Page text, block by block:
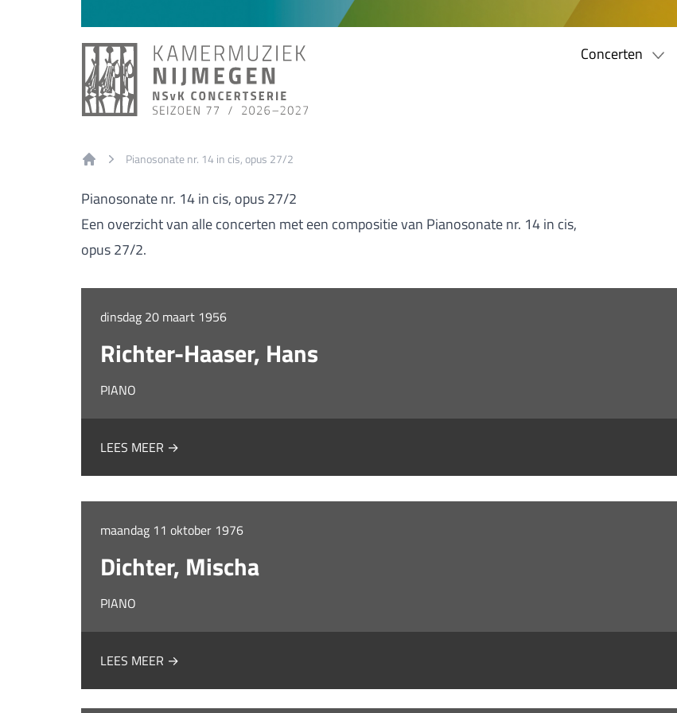
Concerten
Pianosonate nr. 14 in cis, opus 27/2
Pianosonate nr. 14 in cis, opus 27/2
Een overzicht van alle concerten met een compositie van Pianosonate nr. 14 in cis,
opus 27/2.
dinsdag 20 maart 1956
Richter-Haaser, Hans
PIANO
LEES MEER →
maandag 11 oktober 1976
Dichter, Mischa
PIANO
LEES MEER →